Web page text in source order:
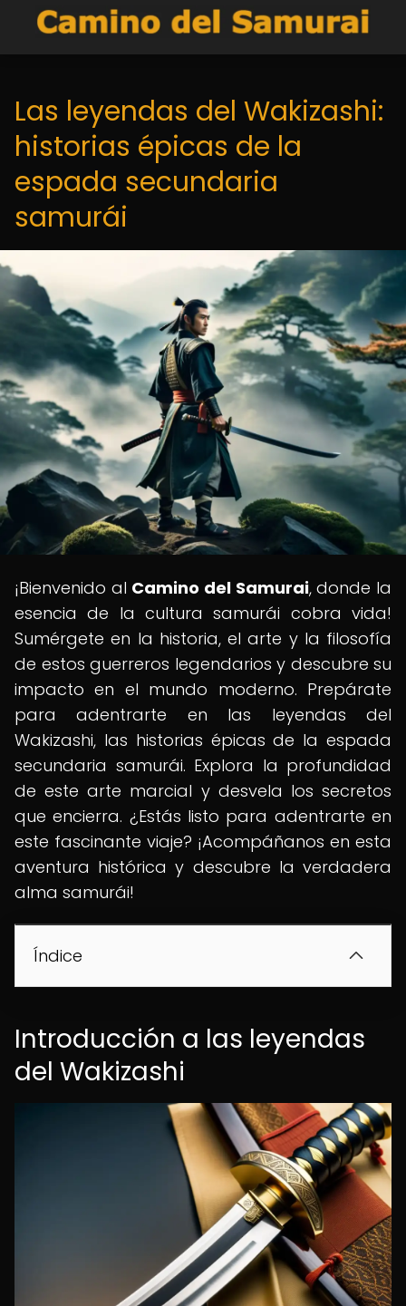
Las leyendas del Wakizashi:
historias épicas de la
espada secundaria
samurái
¡Bienvenido al Camino del Samurai, donde la
esencia de la cultura samurái cobra vida!
Sumérgete en la historia, el arte y la filosofía
de estos guerreros legendarios y descubre su
impacto en el mundo moderno. Prepárate
para adentrarte en las leyendas del
Wakizashi, las historias épicas de la espada
secundaria samurái. Explora la profundidad
de este arte marcial y desvela los secretos
que encierra. ¿Estás listo para adentrarte en
este fascinante viaje? ¡Acompáñanos en esta
aventura histórica y descubre la verdadera
alma samurái!
Índice
Introducción a las leyendas
del Wakizashi